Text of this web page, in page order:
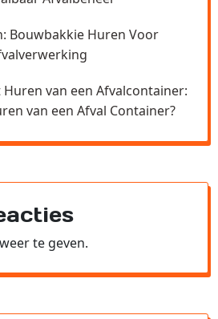
Bouwbakkie Huren Voor
van een Afvalcontainer:
van een Afval Container?
te geven.